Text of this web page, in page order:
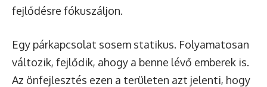
fejlődésre fókuszáljon.
Egy párkapcsolat sosem statikus. Folyamatosan
változik, fejlődik, ahogy a benne lévő emberek is.
Az önfejlesztés ezen a területen azt jelenti, hogy